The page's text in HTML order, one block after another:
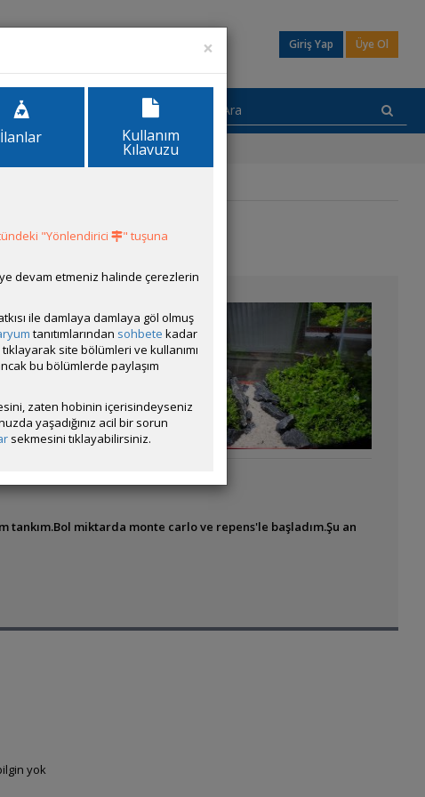
Giriş Yap Üye Ol
tankım.Bol miktarda monte carlo ve repens'le başladım.Şu an
yok
×
İlanlar Kullanım
Kılavuzu
"Yönlendirici
" tuşuna
devam etmeniz halinde çerezlerin
ile damlaya damlaya göl olmuş
tanıtımlarından sohbete kadar
site bölümleri ve kullanımı
bu bölümlerde paylaşım
zaten hobinin içerisindeyseniz
yaşadığınız acil bir sorun
sekmesini tıklayabilirsiniz.